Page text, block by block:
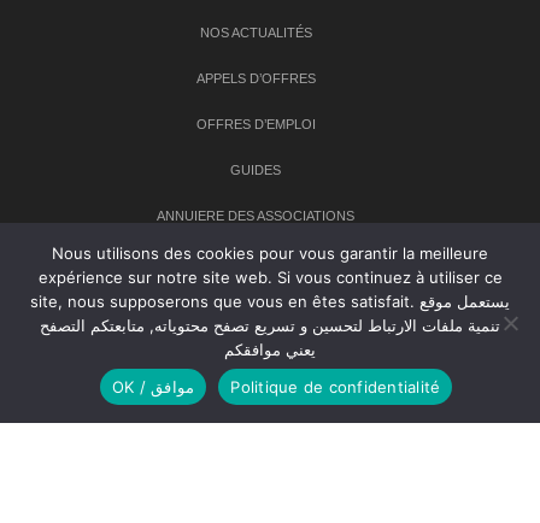
NOS ACTUALITÉS
APPELS D’OFFRES
OFFRES D’EMPLOI
GUIDES
ANNUIERE DES ASSOCIATIONS
Newsletter
Inscrivez-vous à notre newsletter pour recevoir les dernières
nouvelles sur TANMIA
Nous utilisons des cookies pour vous garantir la meilleure
expérience sur notre site web. Si vous continuez à utiliser ce
site, nous supposerons que vous en êtes satisfait. يستعمل موقع
تنمية ملفات الارتباط لتحسين و تسريع تصفح محتوياته, متابعتكم التصفح
يعني موافقكم
OK / موافق
Politique de confidentialité